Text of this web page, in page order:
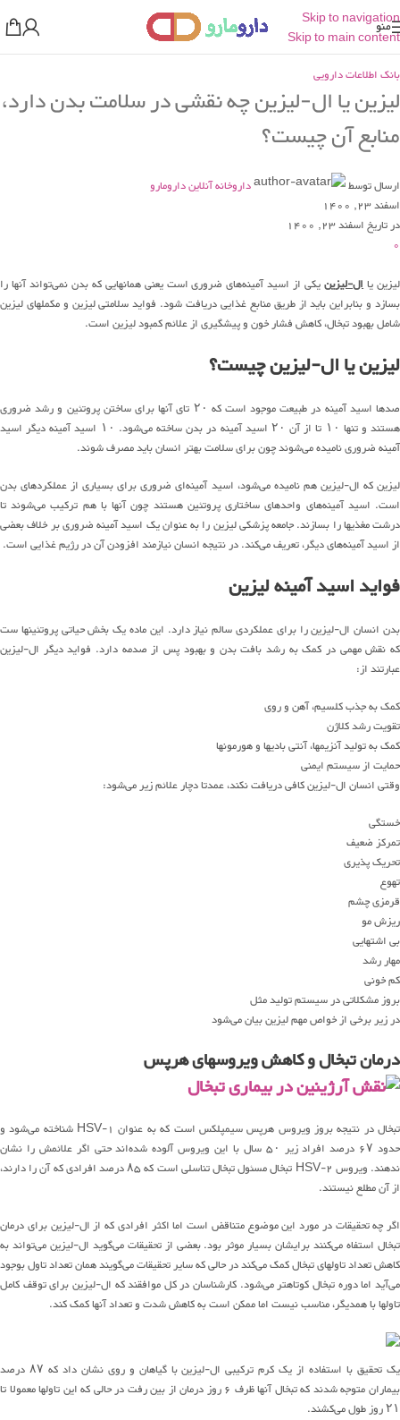
Skip to navigation
Skip to main content
منو
بانک اطلاعات دارویی
لیزین یا ال-لیزین چه نقشی در سلامت بدن دارد،
منابع آن چیست؟
ارسال توسط
داروخانه آنلاین دارومارو
اسفند 23, 1400
در تاریخ اسفند 23, 1400
0
لیزین یاال-لیزینیکی از اسید آمینه‌های ضروری است یعنی همانهایی که بدن نمی‌تواند آنها را
بسازد و بنابراین باید از طریق منابع غذایی دریافت شود. فواید سلامتی لیزین و مکملهای لیزین
شامل بهبود تبخال، کاهش فشار خون و پیشگیری از علائم کمبود لیزین است.
لیزین یا ال-لیزین چیست؟
صدها اسید آمینه در طبیعت موجود است که ۲۰ تای آنها برای ساختن پروتئین و رشد ضروری
هستند و تنها ۱۰ تا از آن ۲۰ اسید آمینه در بدن ساخته می‌شود. ۱۰ اسید آمینه دیگر اسید
آمینه ضروری نامیده می‌شوند چون برای سلامت بهتر انسان باید مصرف شوند.
لیزین که ال-لیزین هم نامیده می‌شود، اسید آمینه‌ای ضروری برای بسیاری از عملکردهای بدن
است. اسید آمینه‌های واحدهای ساختاری پروتئین هستند چون آنها با هم ترکیب می‌شوند تا
درشت مغذیها را بسازند. جامعه پزشکی لیزین را به عنوان یک اسید آمینه ضروری بر خلاف بعضی
از اسید آمینه‌های دیگر، تعریف می‌کند. در نتیجه انسان نیازمند افزودن آن در رژیم غذایی است.
فواید اسید آمینه لیزین
بدن انسان ال-لیزین را برای عملکردی سالم نیاز دارد. این ماده یک بخش حیاتی پروتئینها ست
که نقش مهمی در کمک به رشد بافت بدن و بهبود پس از صدمه دارد. فواید دیگر ال-لیزین
عبارتند از:
کمک به جذب کلسیم، آهن و روی
تقویت رشد کلاژن
کمک به تولید آنزیمها، آنتی بادیها و هورمونها
حمایت از سیستم ایمنی
وقتی انسان ال-لیزین کافی دریافت نکند، عمدتا دچار علائم زیر می‌شود:
خستگی
تمرکز ضعیف
تحریک پذیری
تهوع
قرمزی چشم
ریزش مو
بی اشتهایی
مهار رشد
کم خونی
بروز مشکلاتی در سیستم تولید مثل
در زیر برخی از خواص مهم لیزین بیان می‌شود
درمان تبخال و کاهش ویروسهای هرپس
تبخال در نتیجه بروز ویروس هرپس سیمپلکس است که به عنوان HSV-1 شناخته می‌شود و
حدود ۶۷ درصد افراد زیر ۵۰ سال با این ویروس آلوده شده‌اند حتی اگر علائمش را نشان
ندهند. ویروس HSV-2 تبخال مسئول تبخال تناسلی است که ۸۵ درصد افرادی که آن را دارند،
از آن مطلع نیستند.
اگر چه تحقیقات در مورد این موضوع متناقض است اما اکثر افرادی که از ال-لیزین برای درمان
تبخال استفاه می‌کنند برایشان بسیار موثر بود. بعضی از تحقیقات می‌گوید ال-لیزین می‌تواند به
کاهش تعداد تاولهای تبخال کمک می‌کند در حالی که سایر تحقیقات می‌گویند همان تعداد تاول بوجود
می‌آید اما دوره تبخال کوتاهتر می‌شود. کارشناسان در کل موافقند که ال-لیزین برای توقف کامل
تاولها با همدیگر، مناسب نیست اما ممکن است به کاهش شدت و تعداد آنها کمک کند.
یک تحقیق با استفاده از یک کرم ترکیبی ال-لیزین با گیاهان و روی نشان داد که ۸۷ درصد
بیماران متوجه شدند که تبخال آنها ظرف ۶ روز درمان از بین رفت در حالی که این تاولها معمولا تا
۲۱ روز طول می‌کشند.